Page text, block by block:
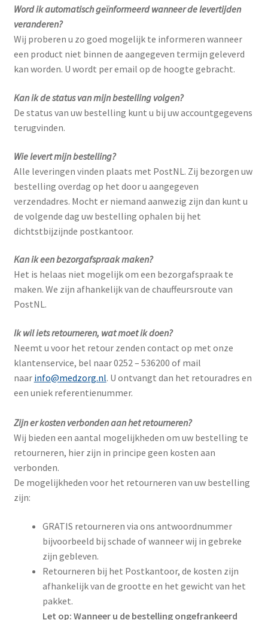
Word ik automatisch geïnformeerd wanneer de levertijden
veranderen?
Wij proberen u zo goed mogelijk te informeren wanneer
een product niet binnen de aangegeven termijn geleverd
kan worden. U wordt per email op de hoogte gebracht.
Kan ik de status van mijn bestelling volgen?
De status van uw bestelling kunt u bij uw accountgegevens
terugvinden.
Wie levert mijn bestelling?
Alle leveringen vinden plaats met PostNL. Zij bezorgen uw
bestelling overdag op het door u aangegeven
verzendadres. Mocht er niemand aanwezig zijn dan kunt u
de volgende dag uw bestelling ophalen bij het
dichtstbijzijnde postkantoor.
Kan ik een bezorgafspraak maken?
Het is helaas niet mogelijk om een bezorgafspraak te
maken. We zijn afhankelijk van de chauffeursroute van
PostNL.
Ik wil iets retourneren, wat moet ik doen?
Neemt u voor het retour zenden contact op met onze
klantenservice, bel naar 0252 – 536200 of mail
naar info@medzorg.nl. U ontvangt dan het retouradres en
een uniek referentienummer.
Zijn er kosten verbonden aan het retourneren?
Wij bieden een aantal mogelijkheden om uw bestelling te
retourneren, hier zijn in principe geen kosten aan
verbonden.
De mogelijkheden voor het retourneren van uw bestelling
zijn:
GRATIS retourneren via ons antwoordnummer
bijvoorbeeld bij schade of wanneer wij in gebreke
zijn gebleven.
Retourneren bij het Postkantoor, de kosten zijn
afhankelijk van de grootte en het gewicht van het
pakket.
Let op: Wanneer u de bestelling ongefrankeerd